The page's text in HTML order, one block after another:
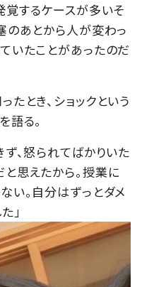
するケースが多いそ
のあとから人が変わっ
いたことがあったのだ
とき、ショックという
語る。
ず、怒られてばかりいた
思えたから。授業に
い。自分はずっとダメ
」